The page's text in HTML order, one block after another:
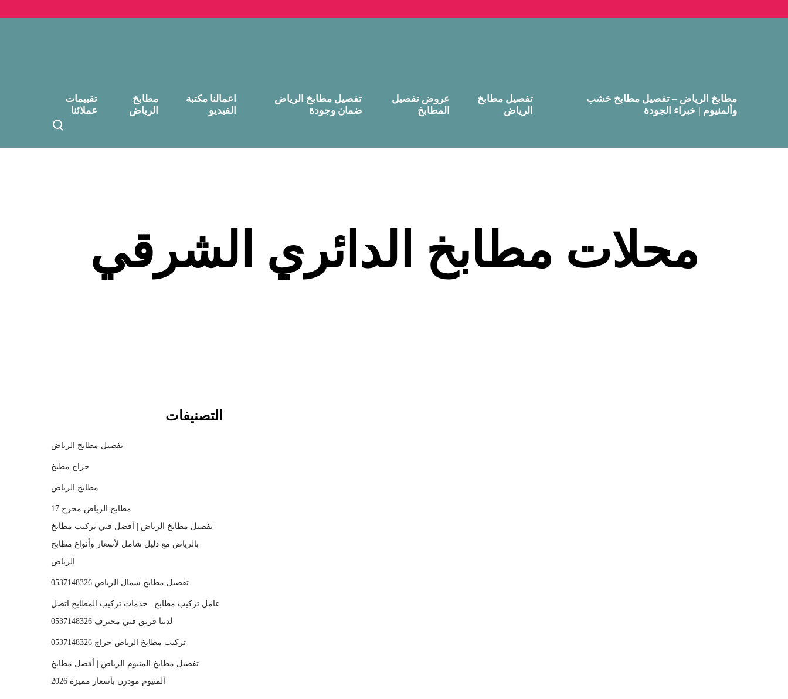
مطابخ الرياض – تفصيل مطابخ خشب
وألمنيوم | خبراء الجودة
تفصيل مطابخ
الرياض
عروض تفصيل
المطابخ
تفصيل مطابخ الرياض
ضمان وجودة
اعمالنا مكتبة
الفيديو
مطابخ
الرياض
تقييمات
عملائنا
T
g
محلات مطابخ الدائري الشرقي
التصنيفات
تفصيل مطابخ الرياض
حراج مطبخ
مطابخ الرياض
مطابخ الرياض مخرج 17
تفصيل مطابخ الرياض | أفضل فني تركيب مطابخ
بالرياض مع دليل شامل لأسعار وأنواع مطابخ
الرياض
تفصيل مطابخ شمال الرياض 0537148326
عامل تركيب مطابخ | خدمات تركيب المطابخ اتصل
لدينا فريق فني محترف 0537148326
تركيب مطابخ الرياض حراج 0537148326
تفصيل مطابخ المنيوم الرياض | أفضل مطابخ
ألمنيوم مودرن بأسعار مميزة 2026